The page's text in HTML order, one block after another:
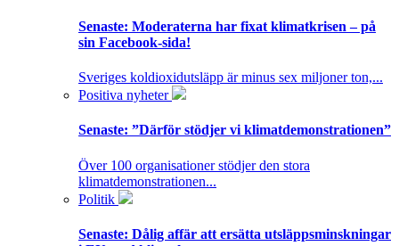
Senaste: Moderaterna har fixat klimatkrisen – på
sin Facebook-sida!
Sveriges koldioxidutsläpp är minus sex miljoner ton,...
Positiva nyheter
Senaste: ”Därför stödjer vi klimatdemonstrationen”
Över 100 organisationer stödjer den stora
klimatdemonstrationen...
Politik
Senaste: Dålig affär att ersätta utsläppsminskningar